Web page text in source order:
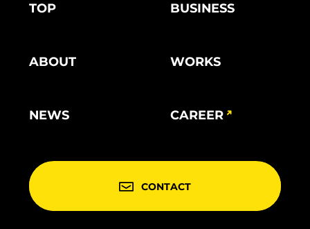
TOP BUSINESS
ABOUT WORKS
NEWS CAREER
CONTACT